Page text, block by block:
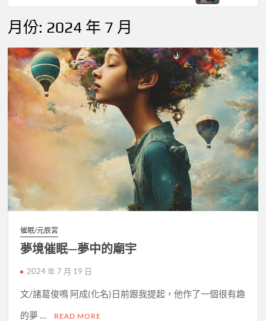
月份: 2024 年 7 月
催眠/元辰宮
夢境催眠—夢中的廟宇
2024 年 7 月 19 日
文/諸葛俊鳴 阿成(化名)日前跟我提起，他作了一個很有趣
的夢 …
READ MORE